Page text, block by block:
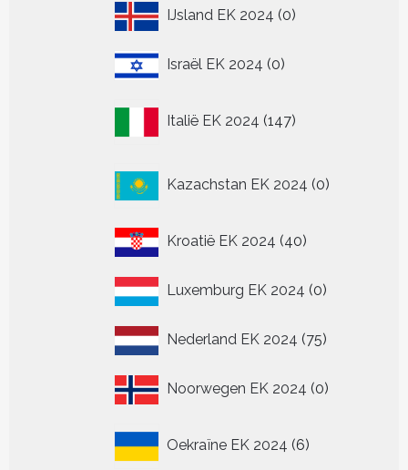
IJsland EK 2024 00
Israël EK 2024 00
Italië EK 2024 147
producten
Kazachstan EK 2024 0
producten
Kroatië EK 2024 4040
Luxemburg EK 2024 00
Nederland EK 2024 7575
Noorwegen EK 2024 00
Oekraïne EK 2024 6
producten